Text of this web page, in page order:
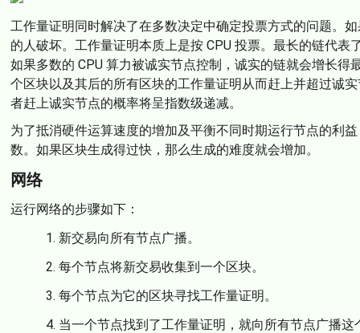
工作量证明同时解决了在多数决定中确定投票方式的问题。
的人破坏。工作量证明本质上是按 CPU 投票。最长的链代
如果多数的 CPU 算力被诚实节点控制，诚实的链就会增长
个区块以及其后的所有区块的工作量证明从而赶上并超过诚
者赶上诚实节点的概率将呈指数级递减。
为了抵消硬件运算速度的增加及平衡不同时期运行节点的利
数。如果区块生成得过快，那么生成的难度就会增加。
网络
运行网络的步骤如下：
新交易向所有节点广播。
每个节点将新交易收集到一个区块。
每个节点为它的区块寻找工作量证明。
当一个节点找到了工作量证明，就向所有节点广播这